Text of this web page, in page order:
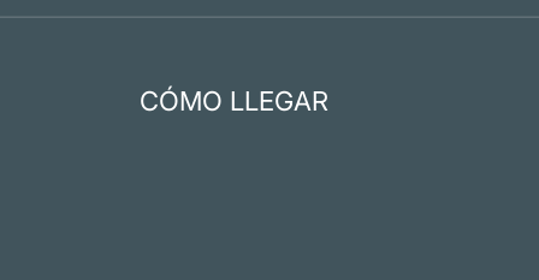
CÓMO LLEGAR